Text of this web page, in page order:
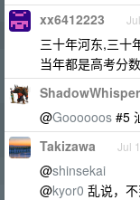
xx6412223
三十年河东,三十
当年都是高考分
ShadowWhisper
@Goooooos #5
Takizawa Jul
@shinsekai
@kyor0 乱说，